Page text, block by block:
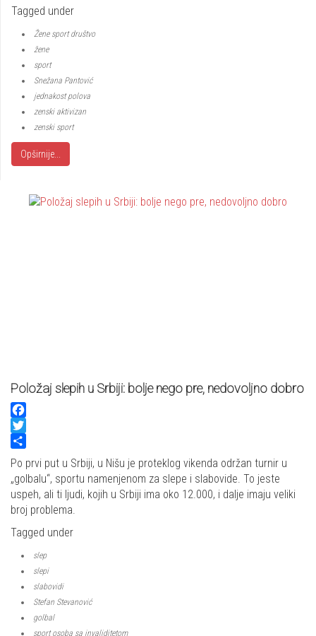
Tagged under
Žene sport društvo
žene
sport
Snežana Pantović
jednakost polova
zenski aktivizan
zenski sport
Opširnije...
Položaj slepih u Srbiji: bolje nego pre, nedovoljno dobro
Facebook
Twitter
Share
Po prvi put u Srbiji, u Nišu je proteklog vikenda održan turnir u
„golbalu“, sportu namenjenom za slepe i slabovide. To jeste
uspeh, ali ti ljudi, kojih u Srbiji ima oko 12.000, i dalje imaju veliki
broj problema.
Tagged under
slep
slepi
slabovidi
Stefan Stevanović
golbal
sport osoba sa invaliditetom